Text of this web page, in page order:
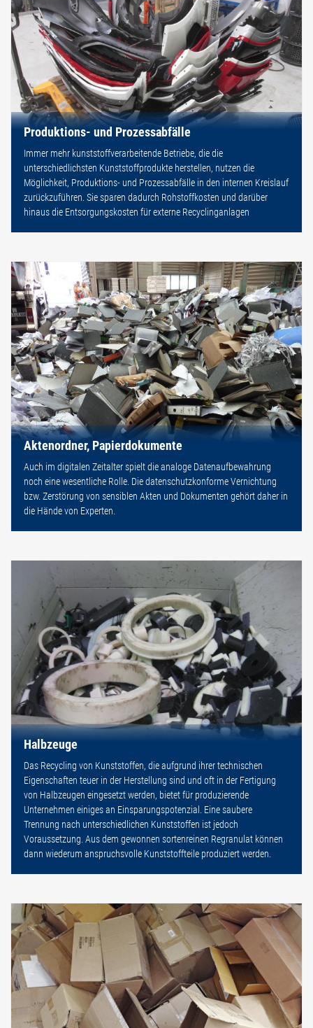
Produktions- und Prozessabfälle
Immer mehr kunststoffverarbeitende Betriebe, die die
unterschiedlichsten Kunststoffprodukte herstellen, nutzen die
Möglichkeit, Produktions- und Prozessabfälle in den internen Kreislauf
zurückzuführen. Sie sparen dadurch Rohstoffkosten und darüber
hinaus die Entsorgungskosten für externe Recyclinganlagen
Aktenordner, Papierdokumente
Auch im digitalen Zeitalter spielt die analoge Datenaufbewahrung
noch eine wesentliche Rolle. Die datenschutzkonforme Vernichtung
bzw. Zerstörung von sensiblen Akten und Dokumenten gehört daher in
die Hände von Experten.
Halbzeuge
Das Recycling von Kunststoffen, die aufgrund ihrer technischen
Eigenschaften teuer in der Herstellung sind und oft in der Fertigung
von Halbzeugen eingesetzt werden, bietet für produzierende
Unternehmen einiges an Einsparungspotenzial. Eine saubere
Trennung nach unterschiedlichen Kunststoffen ist jedoch
Voraussetzung. Aus dem gewonnen sortenreinen Regranulat können
dann wiederum anspruchsvolle Kunststoffteile produziert werden.